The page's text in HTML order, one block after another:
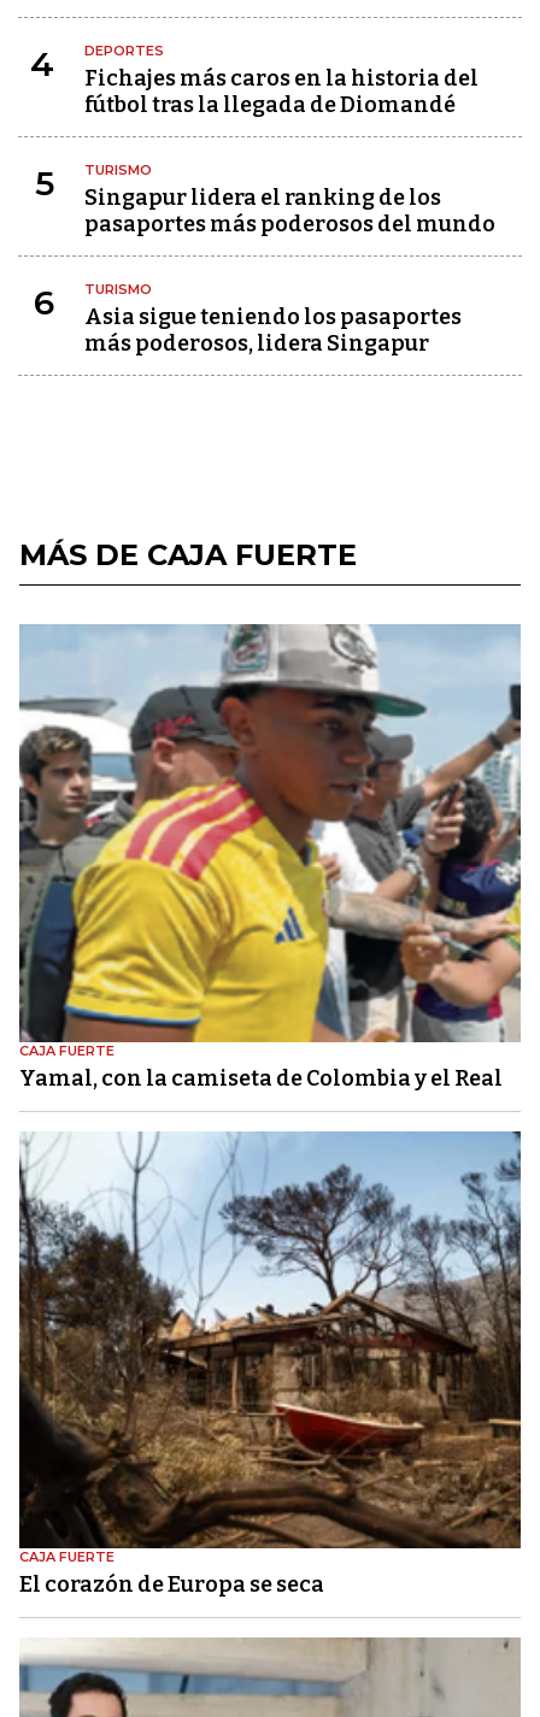
4 DEPORTES
Fichajes más caros en la historia del
fútbol tras la llegada de Diomandé
5 TURISMO
Singapur lidera el ranking de los
pasaportes más poderosos del mundo
6 TURISMO
Asia sigue teniendo los pasaportes
más poderosos, lidera Singapur
MÁS DE CAJA FUERTE
CAJA FUERTE
Yamal, con la camiseta de Colombia y el Real
CAJA FUERTE
El corazón de Europa se seca